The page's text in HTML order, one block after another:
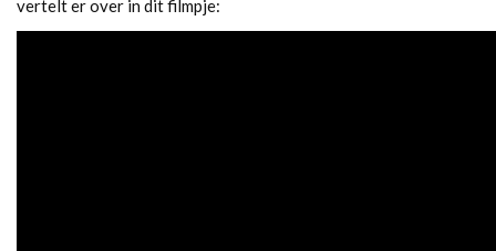
vertelt er over in dit filmpje: